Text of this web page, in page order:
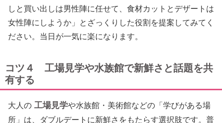
しと買い出しは男性陣に任せて、食材カットとデザートは
女性陣にしようか」とざっくりした役割を提案してみてく
ださい。当日が一気に楽になります。
コツ４ 工場見学や水族館で新鮮さと話題を共
有する
大人の 工場見学や水族館・美術館などの「学びがある場
所」は、ダブルデートに新鮮さをもたらす選択肢です。普